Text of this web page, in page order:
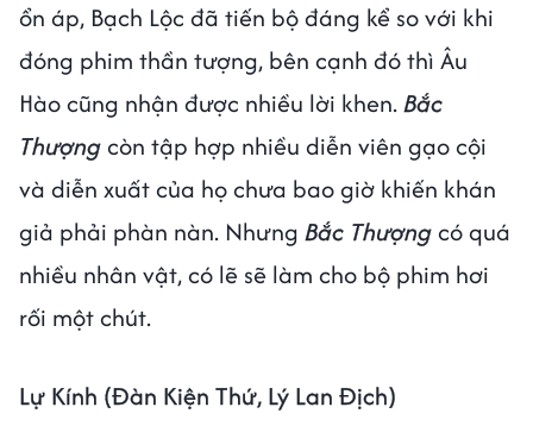
ổn áp, Bạch Lộc đã tiến bộ đáng kể so với khi
đóng phim thần tượng, bên cạnh đó thì Âu
Hào cũng nhận được nhiều lời khen.Bắc
Thượngcòn tập hợp nhiều diễn viên gạo cội
và diễn xuất của họ chưa bao giờ khiến khán
giả phải phàn nàn. Nhưng Bắc Thượngcó quá
nhiều nhân vật, có lẽ sẽ làm cho bộ phim hơi
rối một chút.
Lự Kính (Đàn Kiện Thứ, Lý Lan Địch)